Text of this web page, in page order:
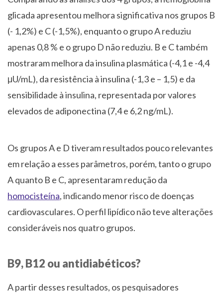
glicada apresentou melhora significativa nos grupos B
(- 1,2%) e C (-1,5%), enquanto o grupo A reduziu
apenas 0,8 % e o grupo D não reduziu. B e C também
mostraram melhora da insulina plasmática (-4,1 e -4,4
μU/mL), da resistência à insulina (-1,3 e – 1,5) e da
sensibilidade à insulina, representada por valores
elevados de adiponectina (7,4 e 6,2 ng/mL).
Os grupos A e D tiveram resultados pouco relevantes
em relação a esses parâmetros, porém, tanto o grupo
A quanto B e C, apresentaram redução da
homocisteína, indicando menor risco de doenças
cardiovasculares. O perfil lipídico não teve alterações
consideráveis nos quatro grupos.
B9, B12 ou antidiabéticos?
A partir desses resultados, os pesquisadores